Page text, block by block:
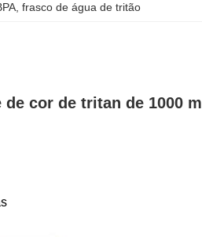
, frasco de água de tritão
cor de tritan de 1000